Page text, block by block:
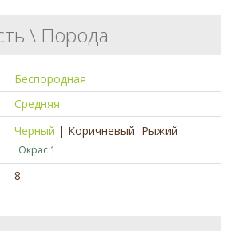
\ Порода
Беспородная
Средняя
Черный | Коричневый Рыжий
Окрас 1
8